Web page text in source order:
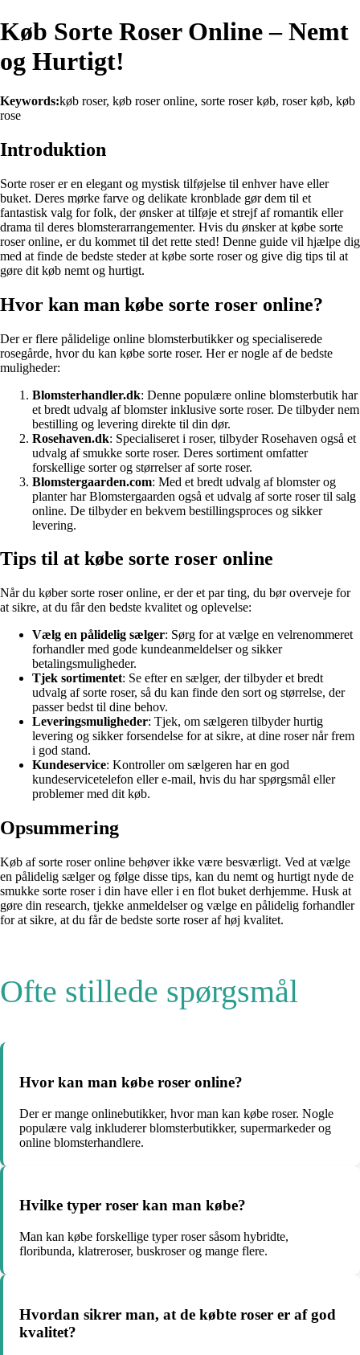
Køb Sorte Roser Online – Nemt
og Hurtigt!
Keywords:køb roser, køb roser online, sorte roser køb, roser køb, køb
rose
Introduktion
Sorte roser er en elegant og mystisk tilføjelse til enhver have eller
buket. Deres mørke farve og delikate kronblade gør dem til et
fantastisk valg for folk, der ønsker at tilføje et strejf af romantik eller
drama til deres blomsterarrangementer. Hvis du ønsker at købe sorte
roser online, er du kommet til det rette sted! Denne guide vil hjælpe dig
med at finde de bedste steder at købe sorte roser og give dig tips til at
gøre dit køb nemt og hurtigt.
Hvor kan man købe sorte roser online?
Der er flere pålidelige online blomsterbutikker og specialiserede
rosegårde, hvor du kan købe sorte roser. Her er nogle af de bedste
muligheder:
Blomsterhandler.dk: Denne populære online blomsterbutik har
et bredt udvalg af blomster inklusive sorte roser. De tilbyder nem
bestilling og levering direkte til din dør.
Rosehaven.dk: Specialiseret i roser, tilbyder Rosehaven også et
udvalg af smukke sorte roser. Deres sortiment omfatter
forskellige sorter og størrelser af sorte roser.
Blomstergaarden.com: Med et bredt udvalg af blomster og
planter har Blomstergaarden også et udvalg af sorte roser til salg
online. De tilbyder en bekvem bestillingsproces og sikker
levering.
Tips til at købe sorte roser online
Når du køber sorte roser online, er der et par ting, du bør overveje for
at sikre, at du får den bedste kvalitet og oplevelse:
Vælg en pålidelig sælger: Sørg for at vælge en velrenommeret
forhandler med gode kundeanmeldelser og sikker
betalingsmuligheder.
Tjek sortimentet: Se efter en sælger, der tilbyder et bredt
udvalg af sorte roser, så du kan finde den sort og størrelse, der
passer bedst til dine behov.
Leveringsmuligheder: Tjek, om sælgeren tilbyder hurtig
levering og sikker forsendelse for at sikre, at dine roser når frem
i god stand.
Kundeservice: Kontroller om sælgeren har en god
kundeservicetelefon eller e-mail, hvis du har spørgsmål eller
problemer med dit køb.
Opsummering
Køb af sorte roser online behøver ikke være besværligt. Ved at vælge
en pålidelig sælger og følge disse tips, kan du nemt og hurtigt nyde de
smukke sorte roser i din have eller i en flot buket derhjemme. Husk at
gøre din research, tjekke anmeldelser og vælge en pålidelig forhandler
for at sikre, at du får de bedste sorte roser af høj kvalitet.
Ofte stillede spørgsmål
Hvor kan man købe roser online?
Der er mange onlinebutikker, hvor man kan købe roser. Nogle
populære valg inkluderer blomsterbutikker, supermarkeder og
online blomsterhandlere.
Hvilke typer roser kan man købe?
Man kan købe forskellige typer roser såsom hybridte,
floribunda, klatreroser, buskroser og mange flere.
Hvordan sikrer man, at de købte roser er af god
kvalitet?